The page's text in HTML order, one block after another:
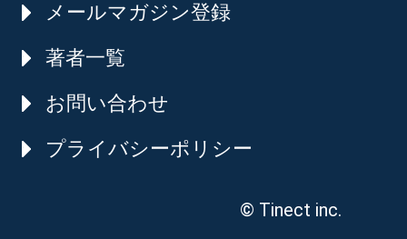
メールマガジン登録
著者一覧
お問い合わせ
プライバシーポリシー
© Tinect inc.